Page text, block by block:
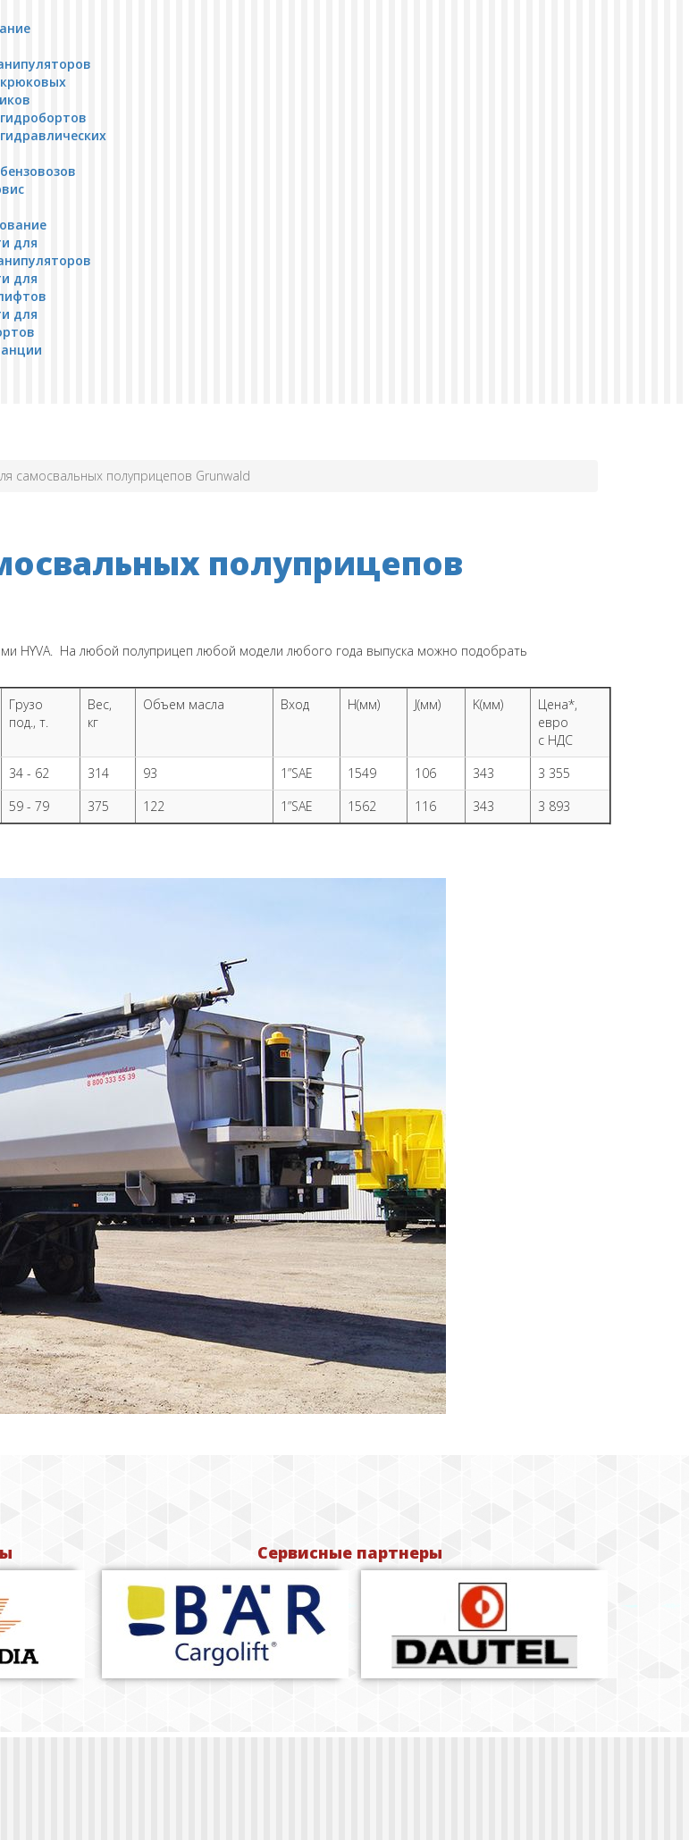
для
для
для
самосвальных полуприцепов Grunwald
полуприцепов
HYVA. На любой полуприцеп любой модели любого года выпуска можно подобрать
Грузо
под., т.
Вес,
кг
Объем масла Вход H(мм) J(мм) K(мм)
Цена*,
евро
с НДС
34 - 62 314 93 1”SAE 1549 106 343
3 355
59 - 79 375 122 1”SAE 1562 116 343 3 893
Сервисные партнеры